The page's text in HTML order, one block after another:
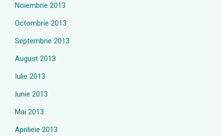
Noiembrie 2013
Octombrie 2013
Septembrie 2013
August 2013
Iulie 2013
Iunie 2013
Mai 2013
Aprilieie 2013